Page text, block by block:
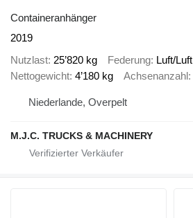
Containeranhänger
2019
Nutzlast 25’820 kg Federung Luft/Luft
Nettogewicht 4’180 kg Achsenanzahl
Niederlande, Overpelt
M.J.C. TRUCKS & MACHINERY